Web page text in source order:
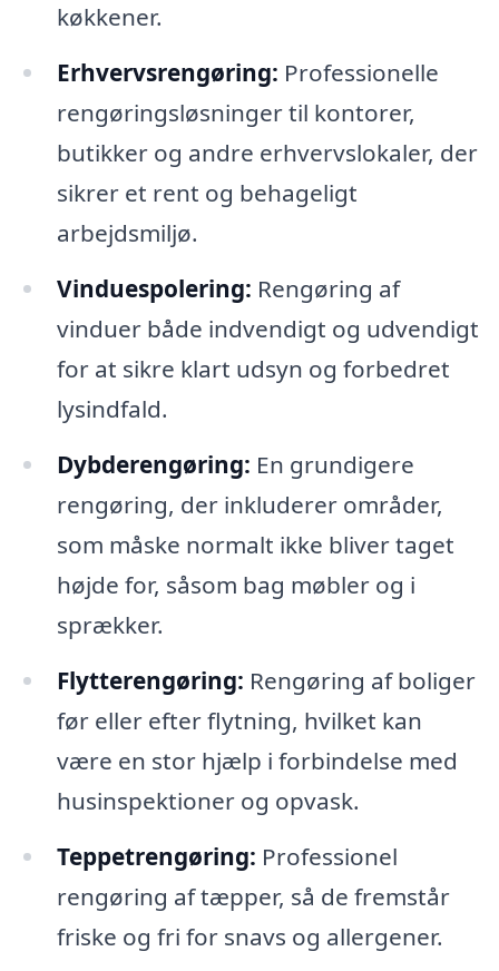
køkkener.
Erhvervsrengøring: Professionelle
rengøringsløsninger til kontorer,
butikker og andre erhvervslokaler, der
sikrer et rent og behageligt
arbejdsmiljø.
Vinduespolering: Rengøring af
vinduer både indvendigt og udvendigt
for at sikre klart udsyn og forbedret
lysindfald.
Dybderengøring: En grundigere
rengøring, der inkluderer områder,
som måske normalt ikke bliver taget
højde for, såsom bag møbler og i
sprækker.
Flytterengøring: Rengøring af boliger
før eller efter flytning, hvilket kan
være en stor hjælp i forbindelse med
husinspektioner og opvask.
Teppetrengøring: Professionel
rengøring af tæpper, så de fremstår
friske og fri for snavs og allergener.